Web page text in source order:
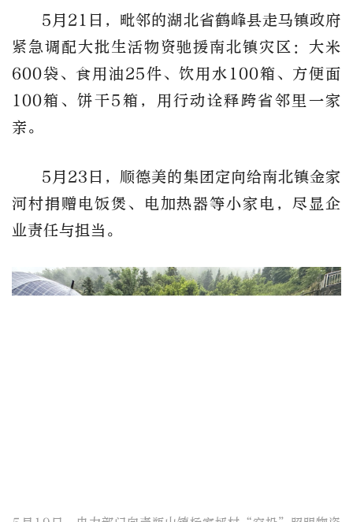
5月21日，毗邻的湖北省鹤峰县走马镇政府
紧急调配大批生活物资驰援南北镇灾区：大米
600袋、食用油25件、饮用水100箱、方便面
100箱、饼干5箱，用行动诠释跨省邻里一家
亲。
5月23日，顺德美的集团定向给南北镇金家
河村捐赠电饭煲、电加热器等小家电，尽显企
业责任与担当。